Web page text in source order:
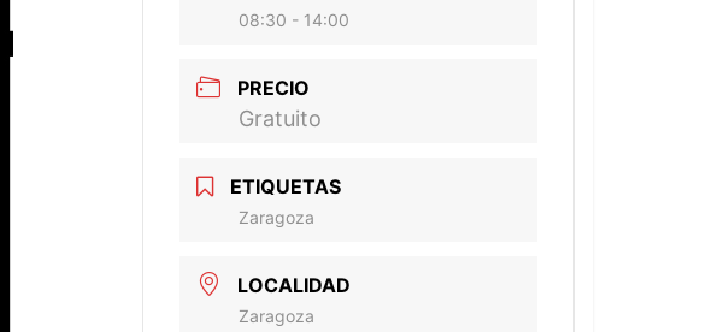
08:30 - 14:00
PRECIO
Gratuito
ETIQUETAS
Zaragoza
LOCALIDAD
Zaragoza